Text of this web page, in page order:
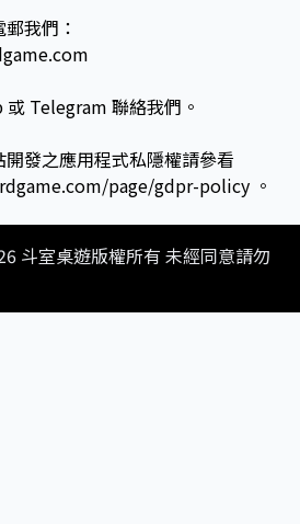
我們：
Telegram 聯絡我們。
發之應用程式私隱權請參看
page/gdpr-policy 。
斗室桌遊版權所有 未經同意請勿